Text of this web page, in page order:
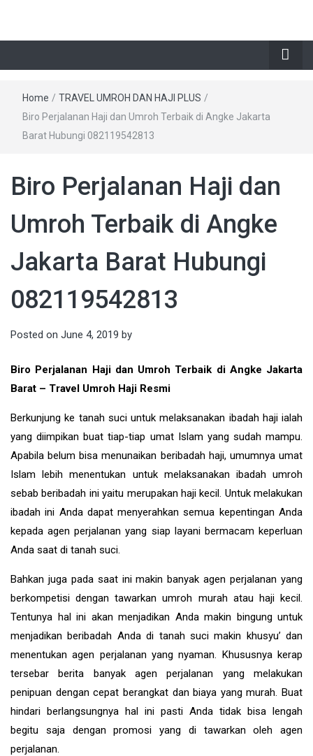
Home / TRAVEL UMROH DAN HAJI PLUS /
Biro Perjalanan Haji dan Umroh Terbaik di Angke Jakarta
Barat Hubungi 082119542813
Biro Perjalanan Haji dan
Umroh Terbaik di Angke
Jakarta Barat Hubungi
082119542813
Posted on June 4, 2019 by
Biro Perjalanan Haji dan Umroh Terbaik di Angke Jakarta
Barat – Travel Umroh Haji Resmi
Berkunjung ke tanah suci untuk melaksanakan ibadah haji ialah
yang diimpikan buat tiap-tiap umat Islam yang sudah mampu.
Apabila belum bisa menunaikan beribadah haji, umumnya umat
Islam lebih menentukan untuk melaksanakan ibadah umroh
sebab beribadah ini yaitu merupakan haji kecil. Untuk melakukan
ibadah ini Anda dapat menyerahkan semua kepentingan Anda
kepada agen perjalanan yang siap layani bermacam keperluan
Anda saat di tanah suci.
Bahkan juga pada saat ini makin banyak agen perjalanan yang
berkompetisi dengan tawarkan umroh murah atau haji kecil.
Tentunya hal ini akan menjadikan Anda makin bingung untuk
menjadikan beribadah Anda di tanah suci makin khusyu’ dan
menentukan agen perjalanan yang nyaman. Khususnya kerap
tersebar berita banyak agen perjalanan yang melakukan
penipuan dengan cepat berangkat dan biaya yang murah. Buat
hindari berlangsungnya hal ini pasti Anda tidak bisa lengah
begitu saja dengan promosi yang di tawarkan oleh agen
perjalanan.